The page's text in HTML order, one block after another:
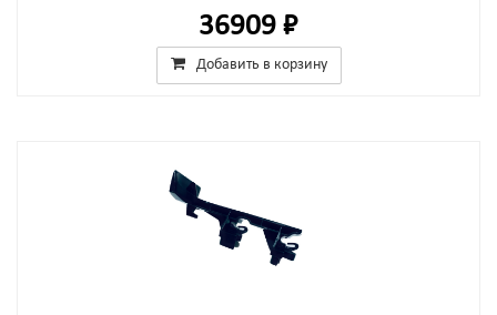
36909 ₽
Добавить в корзину